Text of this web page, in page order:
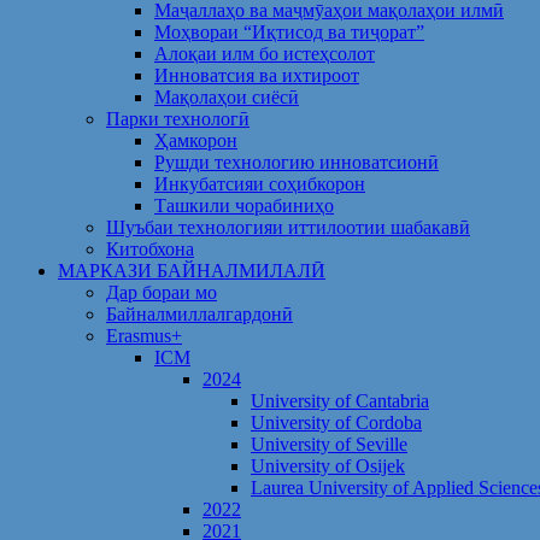
Маҷаллаҳо ва маҷмӯаҳои мақолаҳои илмӣ
Моҳвораи “Иқтисод ва тиҷорат”
Алоқаи илм бо истеҳсолот
Инноватсия ва ихтироот
Мақолаҳои сиёсӣ
Парки технологӣ
Ҳамкорон
Рушди технологию инноватсионӣ
Инкубатсияи соҳибкорон
Ташкили чорабиниҳо
Шуъбаи технологияи иттилоотии шабакавӣ
Китобхона
МАРКАЗИ БАЙНАЛМИЛАЛӢ
Дар бораи мо
Байналмиллалгардонӣ
Erasmus+
ICM
2024
University of Cantabria
University of Cordoba
University of Seville
University of Osijek
Laurea University of Applied
2022
2021